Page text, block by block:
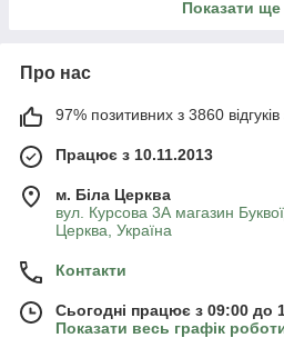
Показати ще
Про нас
97% позитивних з 3860 відгуків
Працює з 10.11.2013
м. Біла Церква
вул. Курсова 3А магазин
Церква, Україна
Контакти
Сьогодні працює з 09:00 до
Показати весь графік